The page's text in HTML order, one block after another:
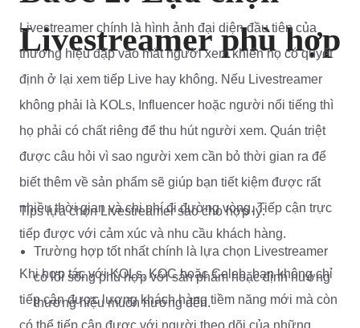
Livestreamer phù hợp
Livestreamer chính là hình ảnh đại diện đầu tiên của
thương hiệu đập vào mắt người xem khiến họ có quyết
định ở lại xem tiếp Live hay không. Nếu Livestreamer
không phải là KOLs, Influencer hoặc người nổi tiếng thì
họ phải có chất riêng để thu hút người xem. Quán triệt
được câu hỏi vì sao người xem cần bỏ thời gian ra để
biết thêm về sản phẩm sẽ giúp bạn tiết kiệm được rất
nhiều thời gian và chi phí đi đường vòng. Tiếp cận trực
tiếp được với cảm xúc và nhu cầu khách hàng.
Khi hợp tác với KOLs, KOC hoặc Celeb, bạn không chỉ
tiếp cận được lượng khách hàng tiềm năng mới mà còn
Tips lựa chọn Livestreamer sao cho hợp lý:
Trường hợp tốt nhất chính là lựa chọn Livestreamer
có lối sống phù hợp với sản phẩm hoặc định hướng
thương hiệu muốn hướng đến.